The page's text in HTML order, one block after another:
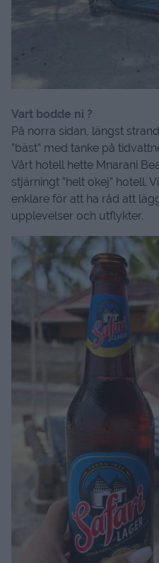
Vart bodde ni ?
På norra sidan, längst
”bäst” med tanke på
Vårt hotell hette Mnarani
stjärningt ”helt okej” hotell.
enklare för att ha råd att
upplevelser och utflykter.